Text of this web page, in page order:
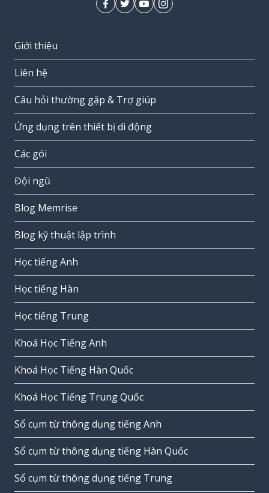
Giới thiệu
Liên hệ
Câu hỏi thường gặp & Trợ giúp
Ứng dụng trên thiết bị di động
Các gói
Đội ngũ
Blog Memrise
Blog kỹ thuật lập trình
Học tiếng Anh
Học tiếng Hàn
Học tiếng Trung
Khoá Học Tiếng Anh
Khoá Học Tiếng Hàn Quốc
Khoá Học Tiếng Trung Quốc
Sổ cụm từ thông dụng tiếng Anh
Sổ cụm từ thông dụng tiếng Hàn Quốc
Sổ cụm từ thông dụng tiếng Trung